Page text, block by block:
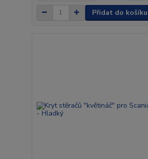
Přidat do košíku